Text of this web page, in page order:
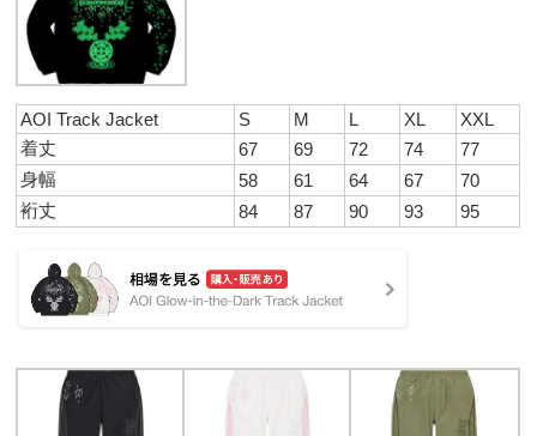
AOI Track Jacket S M L XL
XXL
着丈
67 69 72 74
77
身幅
58 61 64 67
70
裄丈
84 87 90 93 95